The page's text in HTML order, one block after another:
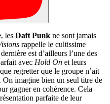
, les Daft Punk ne sont jamais
rappelle le cultissime
est d’ailleurs l’une des
avec Hold On et leurs
regretter que le groupe n’ait
On imagine bien un seul titre de
gagner en cohérence. Cela
parfaite de leur